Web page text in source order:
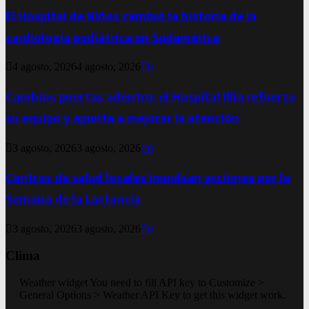
El Hospital de Niños cambió la historia de la
cardiología pediátrica en Sudamérica
4 agosto, 20264 agosto, 2026 0
Cambios puertas adentro: el Hospital Illia refuerza
su equipo y apunta a mejorar la atención
3 agosto, 2026 3 agosto, 2026 0
Centros de salud locales impulsan acciones por la
Semana de la Lactancia
3 agosto, 2026 3 agosto, 2026 0
Clima
Weather widget You need to fill API key to Customize >
General Options > Weather API Key to get this widget work.